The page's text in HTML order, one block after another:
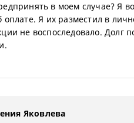
в моем случае? Я
оплате. Я их разместил в
не воспоследовало. Долг
Яковлева